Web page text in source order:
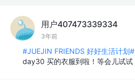
用户407473339334
3年前
#JUEJIN FRIENDS 好好生活计划#
day30 买的衣服到啦！等会儿试试